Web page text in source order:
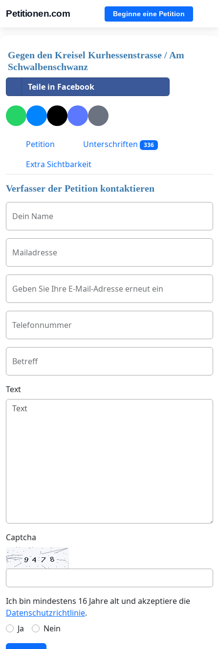
Petitionen.com Beginne eine Petition
Gegen den Kreisel Kurhessenstrasse / Am
Schwalbenschwanz
Teile in Facebook
Petition Unterschriften 336
Extra Sichtbarkeit
Verfasser der Petition kontaktieren
Dein Name
Mailadresse
Geben Sie Ihre E-Mail-Adresse erneut ein
Telefonnummer
Betreff
Text
Captcha
Ich bin mindestens 16 Jahre alt und akzeptiere die
Datenschutzrichtlinie.
Ja
Nein